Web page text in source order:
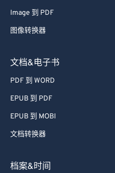
Image 到 PDF
图像转换器
文档&电子书
PDF 到 WORD
EPUB 到 PDF
EPUB 到 MOBI
文档转换器
档案&时间